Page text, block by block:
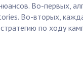
Во-первых,
Во-вторых,
по ходу